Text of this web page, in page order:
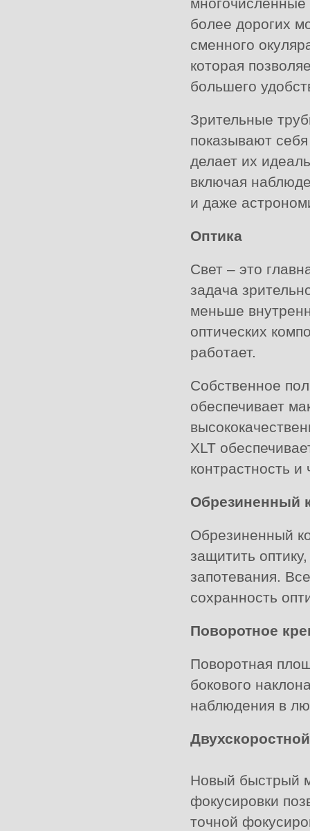
более дорогих
сменного
которая
большего
Зрительные
показывают
делает их
включая
и даже
Оптика
Свет – это
задача
меньше
оптических
работает.
Собственное
обеспечивает
XLT
контрастность и
Обрезиненный
Обрезиненный
защитить
запотевания.
сохранность
Поворотное
Поворотная
бокового
наблюдения в
Новый быстрый
фокусировки
точной